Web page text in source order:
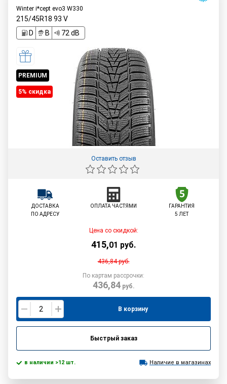
Winter i*cept evo3 W330
215/45R18 93 V
D
B 72 dB
PREMIUM
5% cкидка
Оставить отзыв
ДОСТАВКА
ПО АДРЕСУ
ОПЛАТА ЧАСТЯМИ
ГАРАНТИЯ
5 ЛЕТ
Цена со скидкой:
415,01 руб.
436,84руб.
По картам рассрочки:
436,84руб.
В корзину
Быстрый заказ
в наличии >12 шт. Наличие в магазинах